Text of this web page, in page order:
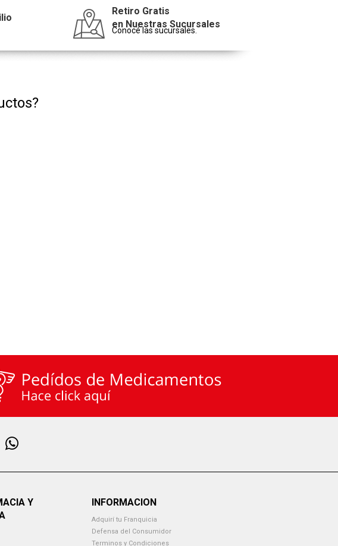
Retiro Gratis
en Nuestras Sucursales
Conocé las sucursales.
Y
INFORMACION
Adquirí tu Franquicia
Defensa del Consumidor
Terminos y Condiciones